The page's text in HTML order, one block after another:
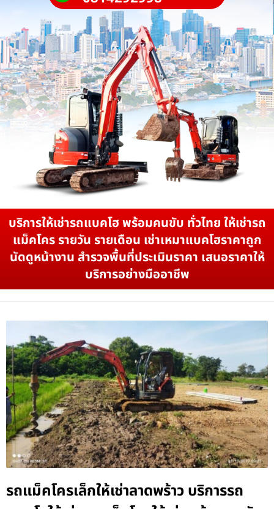
บริการให้เช่ารถแบคโฮ พร้อมคนขับ ทั่วไทย ให้เช่ารถ
แม็คโคร รายวัน รายเดือน เช่าเหมาแบคโฮราคาถูก
นัดดูหน้างาน สำรวจพื้นที่ประเมินราคา เสนอราคาให้
บริการอย่างมืออาชีพ
รถแม็คโครเล็กให้เช่าลาดพร้าว บริการรถ